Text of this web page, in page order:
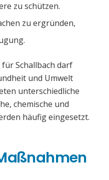
zu schützen.
zu ergründen,
Schallbach darf
und Umwelt
unterschiedliche
chemische und
häufig eingesetzt.